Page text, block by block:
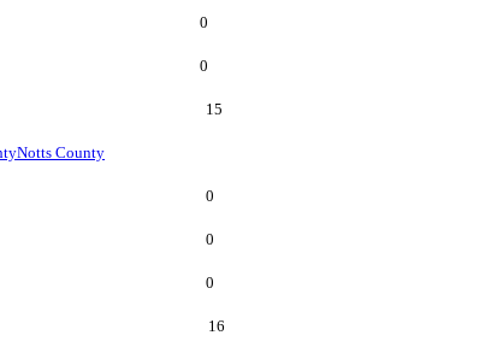
0
0
15
Notts County
0
0
0
16